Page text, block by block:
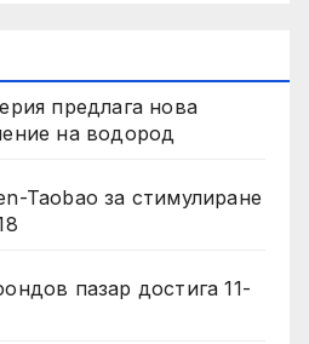
предлага нова
на водород
Taobao за стимулиране
пазар достига 11-